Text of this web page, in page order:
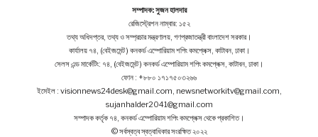
সম্পাদক: সুজন হালদার
রেজিস্ট্রেশন নাম্বার: ১৫২
তথ্য অধিদপ্তর, তথ্য ও সম্প্রচার মন্ত্রণালয়, গণপ্রজাতন্ত্রী বাংলাদেশ সরকার।
কার্যালয় ৭৪, (বেইজমেন্ট ) কনকর্ড এম্পোরিয়াম শপিং কমপ্লেক্স, কাটাবন, ঢাকা।
সেলস এন্ড মার্কেটিং: ৭৪, (বেইজমেন্ট ) কনকর্ড এম্পোরিয়াম শপিং কমপ্লেক্স, কাটাবন, ঢাকা।
ফোন : +৮৮০ ১৭১৭৫০৩২৬৬
ইমেইল : visionnews24desk@gmail.com, newsnetworkitv@gmail.com,
sujanhalder2041@gmail.com
সম্পাদক কর্তৃক ৭৪, কনকর্ড এম্পোরিয়াম শপিং কমপ্লেক্স থেকে প্রকাশিত।
© সর্বস্বত্ব স্বত্বাধিকার সংরক্ষিত ২০২২